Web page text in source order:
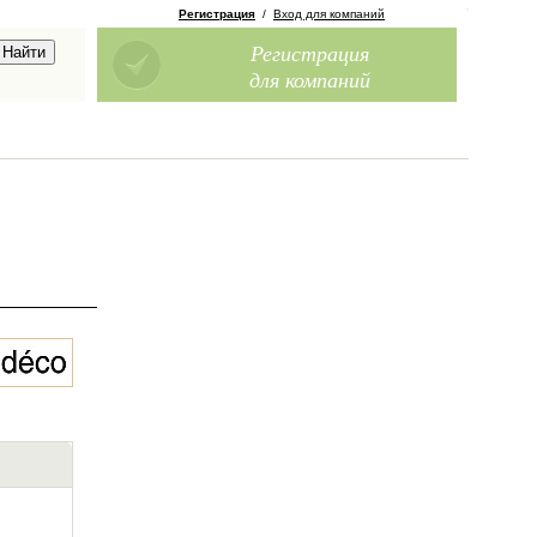
Регистрация / Вход для компаний
Регистрация
для компаний